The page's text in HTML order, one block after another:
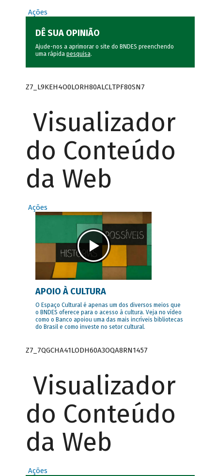
Ações
DÊ SUA OPINIÃO
Ajude-nos a aprimorar o site do BNDES preenchendo
uma rápida pesquisa.
Z7_L9KEH4O0LORH80ALCLTPF80SN7
Visualizador
do Conteúdo
da Web
Ações
APOIO À CULTURA
O Espaço Cultural é apenas um dos diversos meios que
o BNDES oferece para o acesso à cultura. Veja no vídeo
como o Banco apoiou uma das mais incríveis bibliotecas
do Brasil e como investe no setor cultural.
Z7_7QGCHA41LODH60A3OQA8RN1457
Visualizador
do Conteúdo
da Web
Ações